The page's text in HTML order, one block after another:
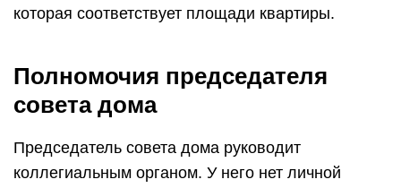
которая соответствует площади квартиры.
Полномочия председателя
совета дома
Председатель совета дома руководит
коллегиальным органом. У него нет личной